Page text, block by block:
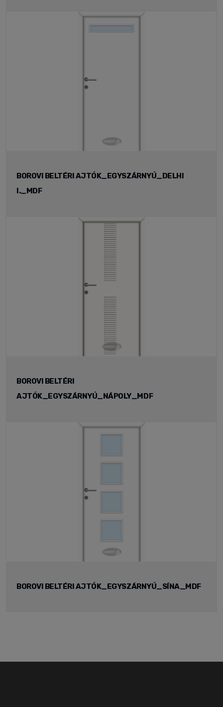
BOROVI BELTÉRI AJTÓK_EGYSZÁRNYÚ_DELHI
I._MDF
BOROVI BELTÉRI
AJTÓK_EGYSZÁRNYÚ_NÁPOLY_MDF
BOROVI BELTÉRI AJTÓK_EGYSZÁRNYÚ_SÍNA_MDF